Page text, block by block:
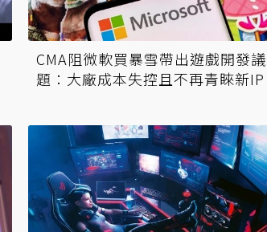
CMA阻微軟買暴雪帶出遊戲開發議
題：大廠成本失控且不再青睞新IP